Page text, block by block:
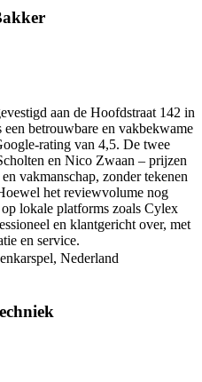
aan de Hoofdstraat 142 in
betrouwbare en vakbekwame
rating van 4,5. De twee
en Nico Zwaan – prijzen
vakmanschap, zonder tekenen
het reviewvolume nog
lokale platforms zoals Cylex
en klantgericht over, met
en service.
Nederland